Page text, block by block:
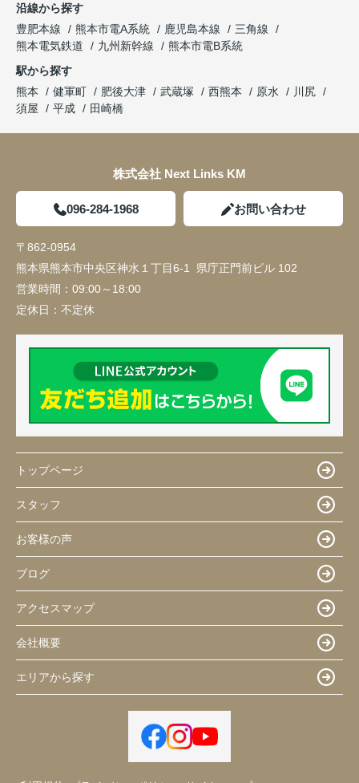
沿線から探す
豊肥本線
熊本市電A系統 鹿児島本線
三角線
熊本電気鉄道
九州新幹線
熊本市電B系統
駅から探す
熊本
健軍町 肥後大津 武蔵塚 西熊本 原水
川尻
須屋
平成 田崎橋
株式会社 Next Links KM
096-284-1968 お問い合わせ
〒862-0954
熊本県熊本市中央区神水１丁目6-1 県庁正門前ビル 102
営業時間： 09:00～18:00
定休日： 不定休
トップページ
スタッフ
お客様の声
ブログ
アクセスマップ
会社概要
エリアから探す